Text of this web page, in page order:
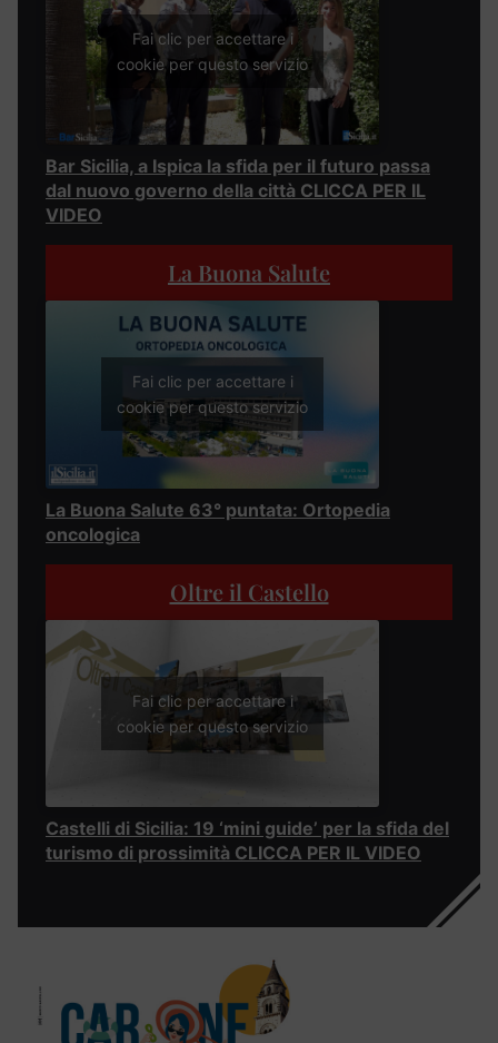
Fai clic per accettare i
cookie per questo servizio
Bar Sicilia, a Ispica la sfida per il futuro passa
dal nuovo governo della città CLICCA PER IL
VIDEO
La Buona Salute
Fai clic per accettare i
cookie per questo servizio
La Buona Salute 63° puntata: Ortopedia
oncologica
Oltre il Castello
Fai clic per accettare i
cookie per questo servizio
Castelli di Sicilia: 19 ‘mini guide’ per la sfida del
turismo di prossimità CLICCA PER IL VIDEO